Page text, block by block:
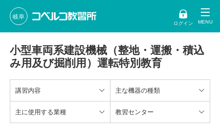
岐阜
ログイン
小型車両系建設機械（整地・運搬・積込
み用及び掘削用）運転特別教育
講習内容 主な機器の種類
主に使用する業種 教習センター